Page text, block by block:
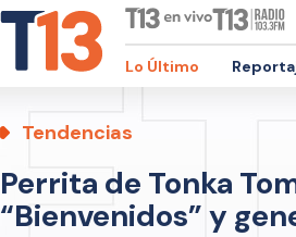
Lo Último
Tendencias
Perrita de Tonka
“Bienvenidos” y